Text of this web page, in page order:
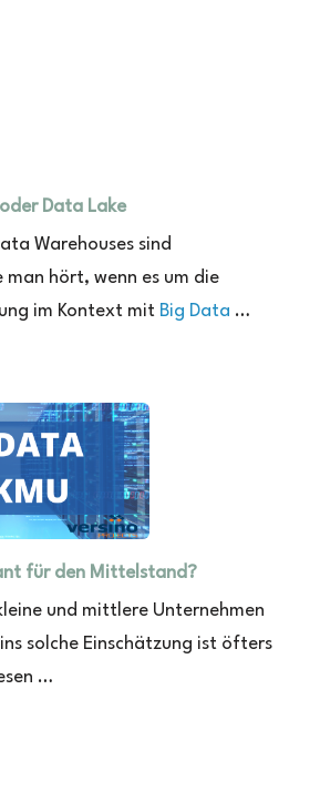
Data Lake
Warehouses sind
hört, wenn es um die
im Kontext mit Big Data …
für den Mittelstand?
und mittlere Unternehmen
solche Einschätzung ist öfters
…